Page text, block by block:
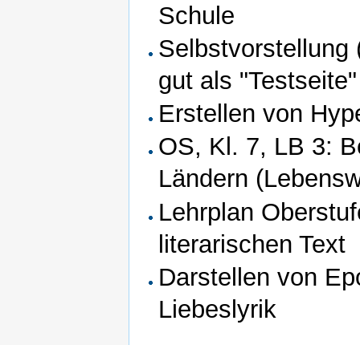
Schule
Selbstvorstellung
gut als
Erstellen von
OS, Kl. 7, LB 3:
Ländern
Lehrplan
literarischen Text
Darstellen von
Liebeslyrik